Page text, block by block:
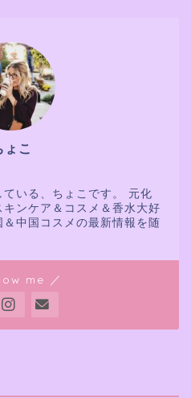
ょこ
いる、ちょこです。 元化
ンケア＆コスメ＆香水大好
中国コスメの最新情報を随
me ／